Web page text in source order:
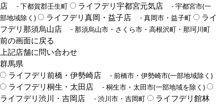
店
- 下都賀郡壬生町 ライフデリ宇都宮元気店
- 宇都宮市(一
部地域除く)
ライフデリ真岡・益子店 - 真岡市・益子町
ライ
フデリ那須烏山店
- 那須烏山市・さくら市・高根沢町・那珂川町
前の画面に戻る
上記店舗に問い合わせ
群馬県
ライフデリ前橋・伊勢崎店
- 前橋市・伊勢崎市(一部地域除く)
ライフデリ桐生・太田店 - 桐生市・太田市(一部地域を除く)
ライフデリ渋川・吉岡店 - 渋川市・吉岡町
ライフデリ館林